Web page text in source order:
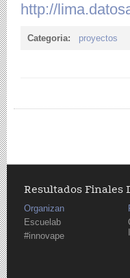
http://
Categoria: proyectos
Resultados Finales
Organizan
Escuelab
#innovape